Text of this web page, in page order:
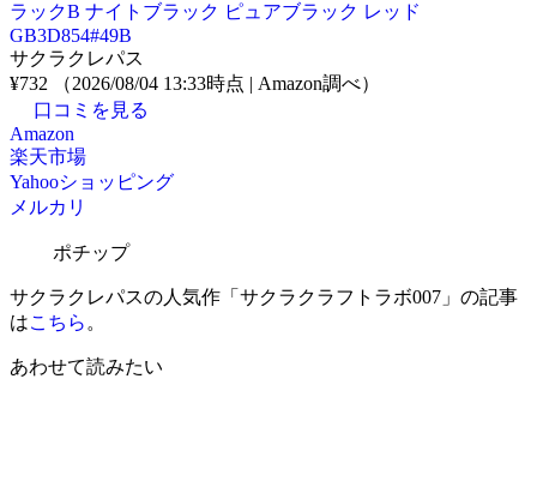
ラックB ナイトブラック ピュアブラック レッド
GB3D854#49B
サクラクレパス
¥732
（2026/08/04 13:33時点 | Amazon調べ）
口コミを見る
Amazon
楽天市場
Yahooショッピング
メルカリ
ポチップ
サクラクレパスの人気作「サクラクラフトラボ007」の記事
はこちら 。
あわせて読みたい